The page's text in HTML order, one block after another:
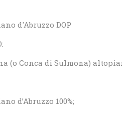
d'Abruzzo DOP
(o Conca di Sulmona)
d’Abruzzo 100%;